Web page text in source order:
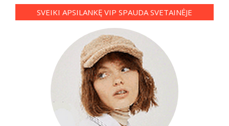
SVEIKI APSILANKĘ VIP SPAUDA SVETAINĖJE